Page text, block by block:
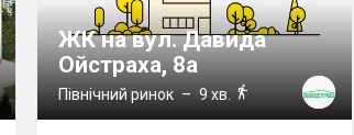
ЖК на вул. Давида
Ойстраха, 8а
Північний ринок – 9 хв. 